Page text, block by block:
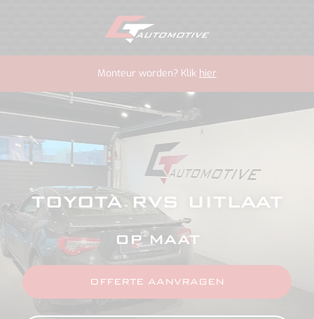
Monteur worden? Klik hier
TOYOTA RVS UITLAAT
OP MAAT
OFFERTE AANVRAGEN